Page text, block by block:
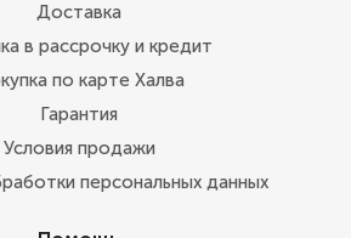
Доставка
в рассрочку и кредит
по карте Халва
Гарантия
Условия продажи
персональных данных